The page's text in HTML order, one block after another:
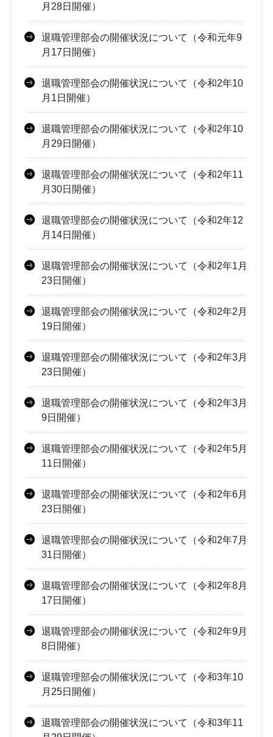
月28日開催）
退職管理部会の開催状況について（令和元年9
月17日開催）
退職管理部会の開催状況について（令和2年10
月1日開催）
退職管理部会の開催状況について（令和2年10
月29日開催）
退職管理部会の開催状況について（令和2年11
月30日開催）
退職管理部会の開催状況について（令和2年12
月14日開催）
退職管理部会の開催状況について（令和2年1月
23日開催）
退職管理部会の開催状況について（令和2年2月
19日開催）
退職管理部会の開催状況について（令和2年3月
23日開催）
退職管理部会の開催状況について（令和2年3月
9日開催）
退職管理部会の開催状況について（令和2年5月
11日開催）
退職管理部会の開催状況について（令和2年6月
23日開催）
退職管理部会の開催状況について（令和2年7月
31日開催）
退職管理部会の開催状況について（令和2年8月
17日開催）
退職管理部会の開催状況について（令和2年9月
8日開催）
退職管理部会の開催状況について（令和3年10
月25日開催）
退職管理部会の開催状況について（令和3年11